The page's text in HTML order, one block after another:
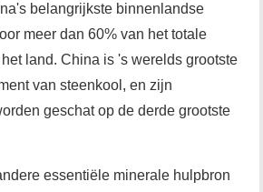
belangrijkste binnenlandse
meer dan 60% van het totale
land. China is 's werelds grootste
van steenkool, en zijn
geschat op de derde grootste
essentiële minerale hulpbron